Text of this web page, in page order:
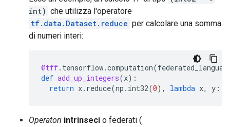
int) che utilizza l'operatore
tf.data.Dataset.reduce per calcolare una somma
di numeri interi:
@tff. tensorflow.computation(
def add_up_integers(x):
return x. reduce(np . int32(0), lambda x, y :
Operatori intrinseci o federati (